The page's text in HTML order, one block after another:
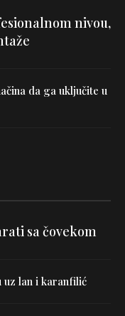
nivou,
da ga uključite u
sa čovekom
uz lan i karanfilić